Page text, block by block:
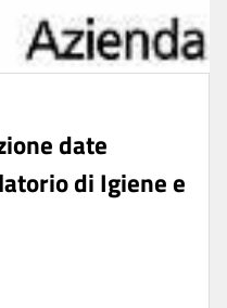
date
di Igiene e